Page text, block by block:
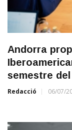
Andorra
semestre del
Redacció 06/07/